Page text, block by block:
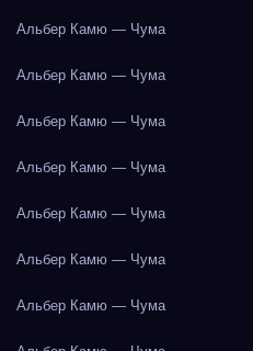
Альбер Камю — Чума
Альбер Камю — Чума
Альбер Камю — Чума
Альбер Камю — Чума
Альбер Камю — Чума
Альбер Камю — Чума
Альбер Камю — Чума